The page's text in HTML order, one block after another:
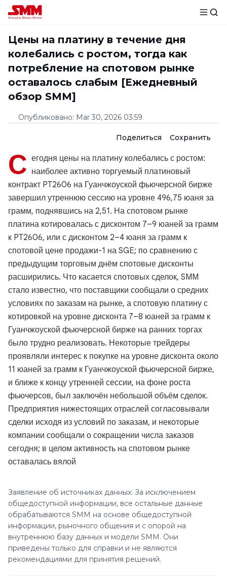
Цены на платину в течение дня
колебались с ростом, тогда как
потребление на спотовом рынке
оставалось слабым [Ежедневный
обзор SMM]
Опубликовано: Mar 30, 2026 03:59
Поделиться Сохранить
С егодня цены на платину колебались с ростом:
наиболее активно торгуемый платиновый
контракт PT2606 на Гуанчжоуской фьючерсной бирже
завершил утреннюю сессию на уровне 496,75 юаня за
грамм, поднявшись на 2,51. На спотовом рынке
платина котировалась с дисконтом 7–9 юаней за грамм
к PT2606, или с дисконтом 2–4 юаня за грамм к
спотовой цене продажи-1 на SGE; по сравнению с
предыдущим торговым днём спотовые дисконты
расширились. Что касается спотовых сделок, SMM
стало известно, что поставщики сообщали о средних
условиях по заказам на рынке, а спотовую платину с
котировкой на уровне дисконта 7–8 юаней за грамм к
Гуанчжоуской фьючерсной бирже на ранних торгах
было трудно реализовать. Некоторые трейдеры
проявляли интерес к покупке на уровне дисконта около
11 юаней за грамм к Гуанчжоуской фьючерсной бирже,
и ближе к концу утренней сессии, на фоне роста
фьючерсов, был заключён небольшой объём сделок.
Предприятия нижестоящих отраслей согласовывали
сделки исходя из условий по заказам, и некоторые
компании сообщали о сокращении числа заказов
сегодня; в целом активность на спотовом рынке
оставалась вялой
Заявление об источниках данных: За исключением
общедоступной информации, все остальные данные
обрабатываются SMM на основе общедоступной
информации, рыночного общения и с опорой на
внутреннюю базу данных и модели SMM. Они
приведены только для справки и не являются
рекомендациями для принятия решений.